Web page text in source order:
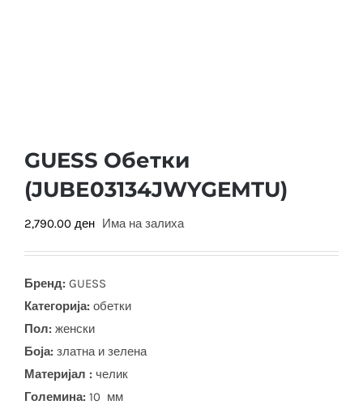
GUESS Обетки
(JUBЕ03134JWYGEMTU)
2,790.00 ден Има на залиха
Бренд: GUESS
Категорија: обетки
Пол: женски
Боја: златна и зелена
Материјал : челик
Големина: 10 мм